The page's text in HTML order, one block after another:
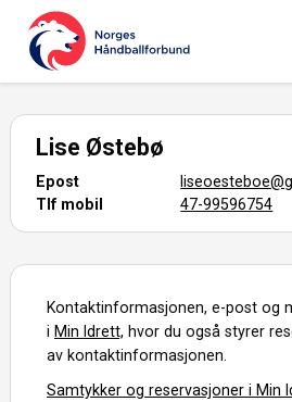
Lise Østebø
Epost
Tlf mobil
47-99596754
Kontaktinformasjonen, e-post og
i Min Idrett, hvor du også styrer
av kontaktinformasjonen.
Samtykker og reservasjoner i Min